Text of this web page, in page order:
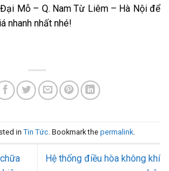
Mỗ – Q. Nam Từ Liêm – Hà Nội để
nhanh nhất nhé!
in Tin Tức . Bookmark the permalink
Hệ thống điều hòa không khí